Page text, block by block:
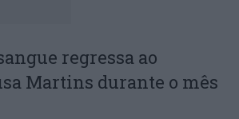
regressa ao
Martins durante o mês